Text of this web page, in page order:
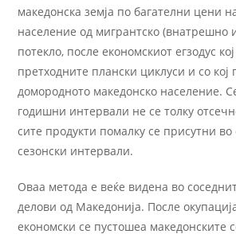
македонска земја по багателни цени
население од мигрантско (внатрешно
потекло, после економскиот егзодус
претходните плански циклуси и со кој
домородното македонско население.
годишни интервали не се толку
сите продукти помалку се присутни во
сезонски интервали.
Оваа метода е веќе видена во
делови од Македонија. После
економски се пустошеа македонските